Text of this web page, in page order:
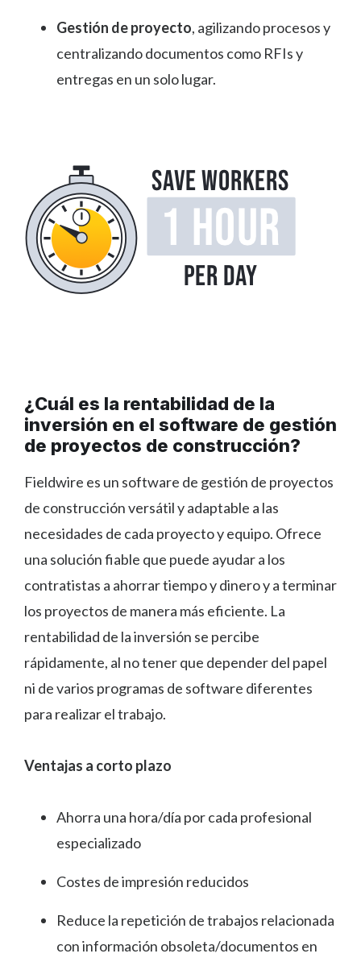
Gestión de proyecto, agilizando procesos y
centralizando documentos como RFIs y
entregas en un solo lugar.
¿Cuál es la rentabilidad de la
inversión en el software de gestión
de proyectos de construcción?
Fieldwire es un software de gestión de proyectos
de construcción versátil y adaptable a las
necesidades de cada proyecto y equipo. Ofrece
una solución fiable que puede ayudar a los
contratistas a ahorrar tiempo y dinero y a terminar
los proyectos de manera más eficiente. La
rentabilidad de la inversión se percibe
rápidamente, al no tener que depender del papel
ni de varios programas de software diferentes
para realizar el trabajo.
Ventajas a corto plazo
Ahorra una hora/día por cada profesional
especializado
Costes de impresión reducidos
Reduce la repetición de trabajos relacionada
con información obsoleta/documentos en